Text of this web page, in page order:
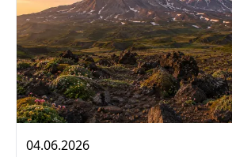
04.06.2026